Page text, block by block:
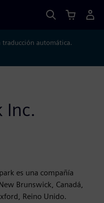
traducción automática.
Inc.
es una compañía
Brunswick, Canadá,
Reino Unido.